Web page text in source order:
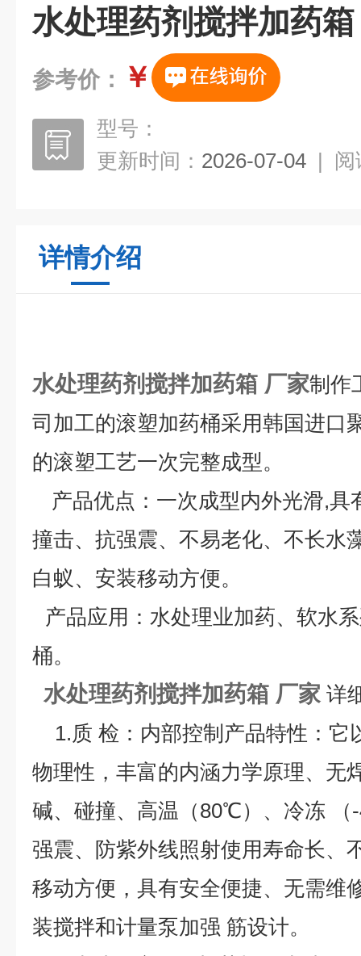
水处理药剂搅拌加药
参考价： ￥
型号：
更新时间： 2026-07-04 | 阅
详情介绍
水处理药剂搅拌加药箱 厂家制作
司加工的滚塑加药桶采用韩国进口
的滚塑工艺一次完整成型。
产品优点： 一次成型内外光滑,具
撞击、抗强震、不易老化、不长水
白蚁、安装移动方便。
产品应用 ：水处理业加药、软水
桶。
水处理药剂搅拌加药箱 厂家 详
1.质 检：内部控制产品特性：它
物理性，丰富的内涵力学原理、无
碱、碰撞、高温（80℃）、冷冻
强震、防紫外线照射使用寿命长、
移动方便，具有安全便捷、无需维
装搅拌和计量泵加强 筋设计。